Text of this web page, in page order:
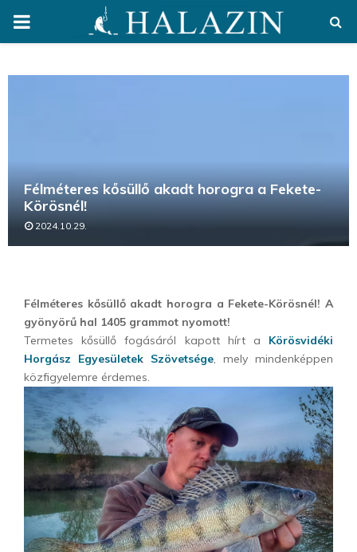
PRIMARY
Félméteres kősüllő akadt horogra a Fekete-
Körösnél!
2024.10.29.
Félméteres kősüllő akadt horogra a Fekete-Körösnél! A
gyönyörű hal 1405 grammot nyomott!
Termetes kősüllő fogásáról kapott hírt a Körösvidéki
Horgász Egyesületek Szövetsége, mely mindenképpen
közfigyelemre érdemes.